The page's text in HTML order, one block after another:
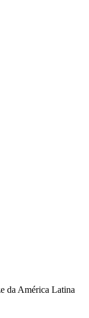
da América Latina